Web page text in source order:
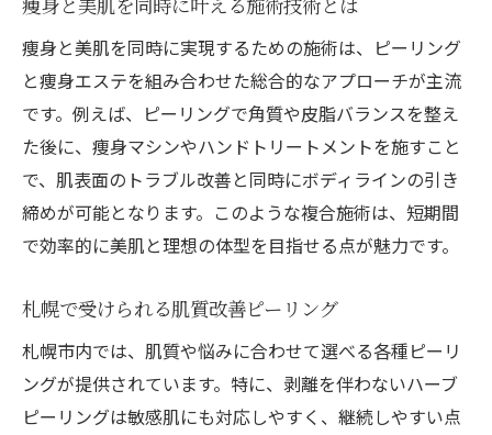
痩身と美肌を同時に実現するための施術は、ピーリング
と痩身エステを組み合わせた総合的なアプローチが主流
です。例えば、ピーリングで角質や皮脂バランスを整え
た後に、痩身マシンやハンドトリートメントを施すこと
で、肌表面のトラブル改善と同時にボディラインの引き
締めが可能となります。このような複合施術は、短期間
で効率的に美肌と理想の体型を目指せる点が魅力です。
札幌で受けられる肌質改善ピーリング
札幌市内では、肌質や悩みに合わせて選べる各種ピーリ
ングが提供されています。特に、剥離を伴わないハーブ
ピーリングは敏感肌にも対応しやすく、継続しやすい点